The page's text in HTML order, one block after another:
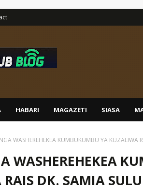
HABARI MAGAZETI SIASA
WASHEREHEKEA KUMBUKUMBU YA KUZALIWA
WASHEREHEKEA
DK. SAMIA